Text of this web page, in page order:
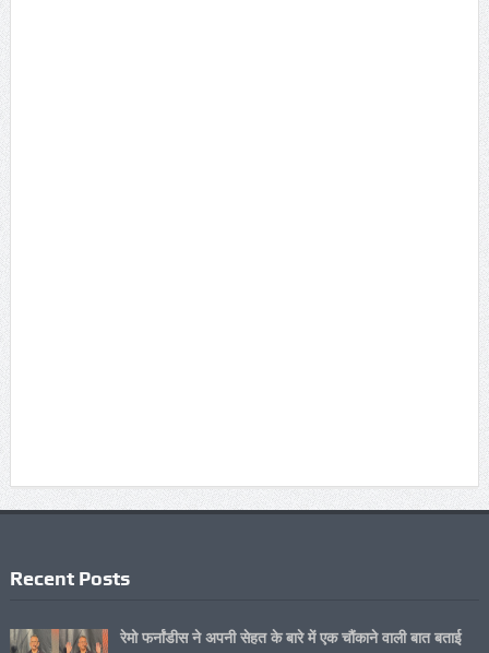
Recent Posts
रेमो फर्नांडीस ने अपनी सेहत के बारे में एक चौंकाने वाली बात बताई